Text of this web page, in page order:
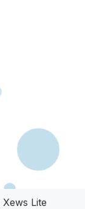
Xews Lite